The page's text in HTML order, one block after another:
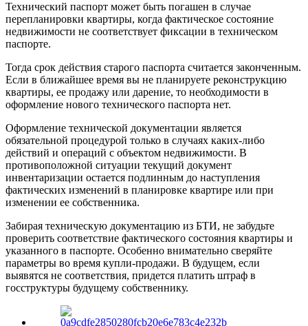
Технический паспорт может быть погашен в случае
перепланировки квартиры, когда фактическое состояние
недвижимости не соответствует фиксации в техническом
паспорте.
Тогда срок действия старого паспорта считается законченным.
Если в ближайшее время вы не планируете реконструкцию
квартиры, ее продажу или дарение, то необходимости в
оформление нового технического паспорта нет.
Оформление технической документации является
обязательной процедурой только в случаях каких-либо
действий и операций с объектом недвижимости. В
противоположной ситуации текущий документ
инвентаризации остается подлинным до наступления
фактических изменений в планировке квартире или при
изменении ее собственника.
Забирая техническую документацию из БТИ, не забудьте
проверить соответствие фактического состояния квартиры и
указанного в паспорте. Особенно внимательно сверяйте
параметры во время купли-продажи. В будущем, если
выявятся не соответствия, придется платить штраф в
госструктуры будущему собственнику.